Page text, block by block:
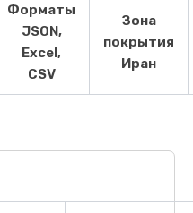
Форматы
JSON,
Excel,
CSV
Зона
покрытия
Иран